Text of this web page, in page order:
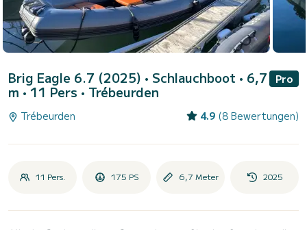
Brig Eagle 6.7 (2025) • Schlauchboot • 6,7
m • 11 Pers • Trébeurden
Pro
Trébeurden 4.9 (8 Bewertungen)
11 Pers. 175 PS 6,7 Meter 2025